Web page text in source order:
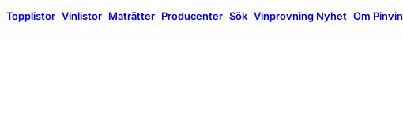
Topplistor Vinlistor Maträtter Producenter Sök Vinprovning Nyhet Om